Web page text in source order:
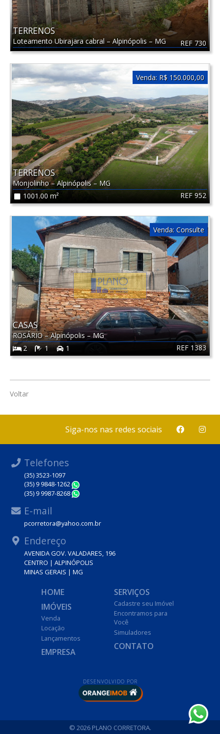
REF 730
TERRENOS
Loteamento Ubirajara cabral–Alpinópolis – MG
REF 952
TERRENOS
Monjolinho–Alpinópolis– MG
1001.00 m²
Venda: R$ 150.000,00
REF 1383
CASAS
ROSÁRIO–Alpinópolis– MG
2
1 1
Venda: Consulte
Voltar
Siga-nos nas redes sociais
Telefones
(35) 3523-1097
(35) 9 9848-1262
(35) 9 9987-8268
E-mail
pcorretora@yahoo.com.br
Endereço
AVENIDA GOV. VALADARES, 196
CENTRO | ALPINÓPOLIS
MINAS GERAIS | MG
HOME
IMÓVEIS
Venda
Locação
Lançamentos
EMPRESA
SERVIÇOS
Cadastre seu Imóvel
Encontramos para
Você
Simuladores
CONTATO
DESENVOLVIDO POR
© 2026 PLANO CORRETORA.